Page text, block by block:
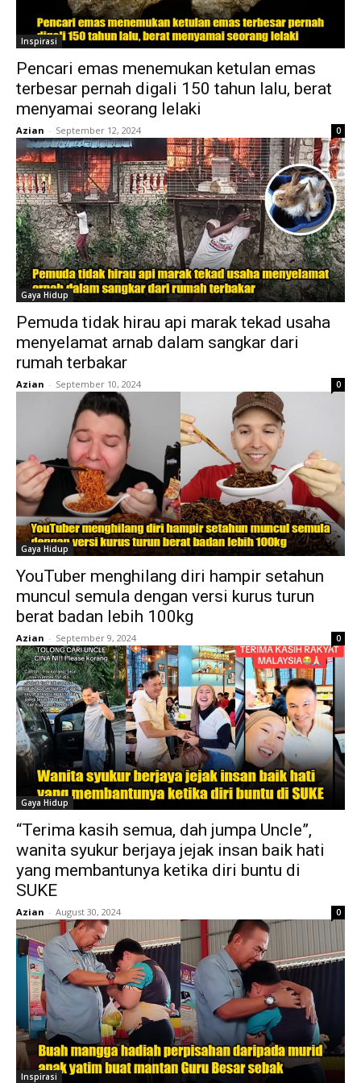
Inspirasi
Pencari emas menemukan ketulan emas
terbesar pernah digali 150 tahun lalu, berat
menyamai seorang lelaki
Azian - September 12, 2024 0
Gaya Hidup
Pemuda tidak hirau api marak tekad usaha
menyelamat arnab dalam sangkar dari
rumah terbakar
Azian - September 10, 2024 0
Gaya Hidup
YouTuber menghilang diri hampir setahun
muncul semula dengan versi kurus turun
berat badan lebih 100kg
Azian - September 9, 2024 0
Gaya Hidup
“Terima kasih semua, dah jumpa Uncle”,
wanita syukur berjaya jejak insan baik hati
yang membantunya ketika diri buntu di
SUKE
Azian - August 30, 2024 0
Inspirasi